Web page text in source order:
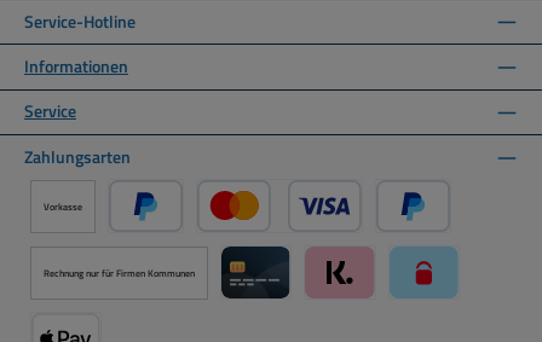
Service-Hotline
Informationen
Service
Zahlungsarten
Vorkasse
PayPal Kredit- oder Debitkarte über PayPal
Später Bezahlen
Rechnung nur für Firmen Kommunen